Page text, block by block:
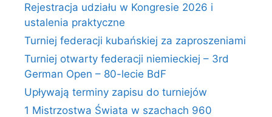
Rejestracja udziału w Kongresie 2026 i
ustalenia praktyczne
Turniej federacji kubańskiej za zaproszeniami
Turniej otwarty federacji niemieckiej – 3rd
German Open – 80-lecie BdF
Upływają terminy zapisu do turniejów
1 Mistrzostwa Świata w szachach 960